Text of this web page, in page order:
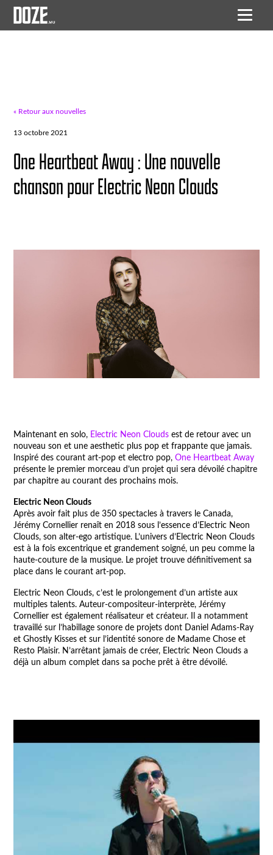
« Retour aux nouvelles
13 octobre 2021
One Heartbeat Away : Une nouvelle
chanson pour Electric Neon Clouds
Maintenant en solo, Electric Neon Clouds est de retour avec un
nouveau son et une aesthetic plus pop et frappante que jamais.
Inspiré des courant art-pop et electro pop,One Heartbeat Away
présente le premier morceau d’un projet qui sera dévoilé chapitre
par chapitre au courant des prochains mois.
Electric Neon Clouds
Après avoir fait plus de 350 spectacles à travers le Canada,
Jérémy Cornellier renaît en 2018 sous l’essence d’Electric Neon
Clouds, son alter-ego artistique. L’univers d’Electric Neon Clouds
est à la fois excentrique et grandement soigné, un peu comme la
haute-couture de la musique. Le projet trouve définitivement sa
place dans le courant art-pop.
Electric Neon Clouds, c’est le prolongement d’un artiste aux
multiples talents. Auteur-compositeur-interprète, Jérémy
Cornellier est également réalisateur et créateur. Il a notamment
travaillé sur l’habillage sonore de projets dont Daniel Adams-Ray
et Ghostly Kisses et sur l’identité sonore de Madame Chose et
Resto Plaisir. N’arrêtant jamais de créer, Electric Neon Clouds a
déjà un album complet dans sa poche prêt à être dévoilé.